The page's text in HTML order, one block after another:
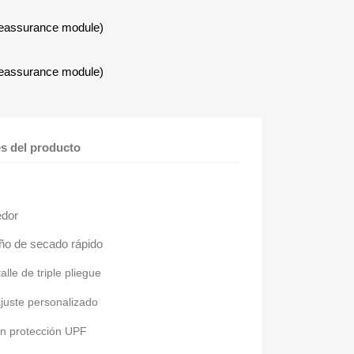
module)
module)
del producto
de secado rápido
de triple pliegue
personalizado
protección UPF